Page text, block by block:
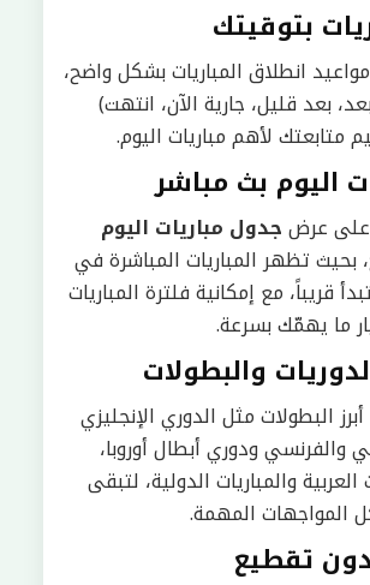
بتوقيتك
مواعيد انطلاق المباريات بشكل واضح،
بعد قليل، جارية الآن، انتهت)
لأهم مباريات اليوم.
اليوم بث مباشر
على عرضجدول مباريات اليوم
تظهر المباريات المباشرة في
قريباً، مع إمكانية فلترة المباريات
ما يهمّك بسرعة.
والبطولات
أبرز البطولات مثل الدوري الإنجليزي
والفرنسي ودوري أبطال أوروبا،
والمباريات الدولية، لتبقى
المواجهات المهمة.
تقطيع